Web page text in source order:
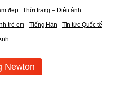
đẹp Thời trang – Điện ảnh
trẻ em Tiếng Hàn Tin tức Quốc tế
Newton